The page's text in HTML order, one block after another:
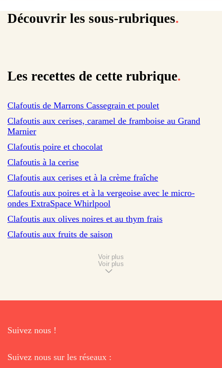
Découvrir les sous-rubriques.
Fars bretons
Les recettes de cette rubrique.
Clafoutis de Marrons Cassegrain et poulet
sur 27 avis
Clafoutis aux cerises, caramel de framboise au Grand
Marnier
Clafoutis poire et chocolat
sur 173 avis
Clafoutis à la cerise
sur 168 avis
Clafoutis aux cerises et à la crème fraîche
Clafoutis aux poires et à la vergeoise avec le micro-
ondes ExtraSpace Whirlpool
sur 9 avis
Clafoutis aux olives noires et au thym frais
sur 107 avis
Clafoutis aux fruits de saison
Voir plus
Voir plus
Suivez nous !
Suivez nous sur les réseaux :